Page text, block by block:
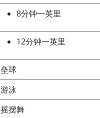
8分钟一英里
12分钟一英里
垒球
游泳
摇摆舞